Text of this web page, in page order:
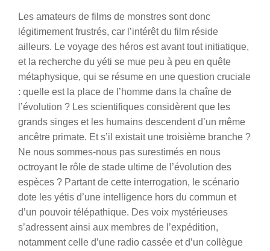
Les amateurs de films de monstres sont donc
légitimement frustrés, car l’intérêt du film réside
ailleurs. Le voyage des héros est avant tout initiatique,
et la recherche du yéti se mue peu à peu en quête
métaphysique, qui se résume en une question cruciale
: quelle est la place de l’homme dans la chaîne de
l’évolution ? Les scientifiques considèrent que les
grands singes et les humains descendent d’un même
ancêtre primate. Et s’il existait une troisième branche ?
Ne nous sommes-nous pas surestimés en nous
octroyant le rôle de stade ultime de l’évolution des
espèces ? Partant de cette interrogation, le scénario
dote les yétis d’une intelligence hors du commun et
d’un pouvoir télépathique. Des voix mystérieuses
s’adressent ainsi aux membres de l’expédition,
notamment celle d’une radio cassée et d’un collègue